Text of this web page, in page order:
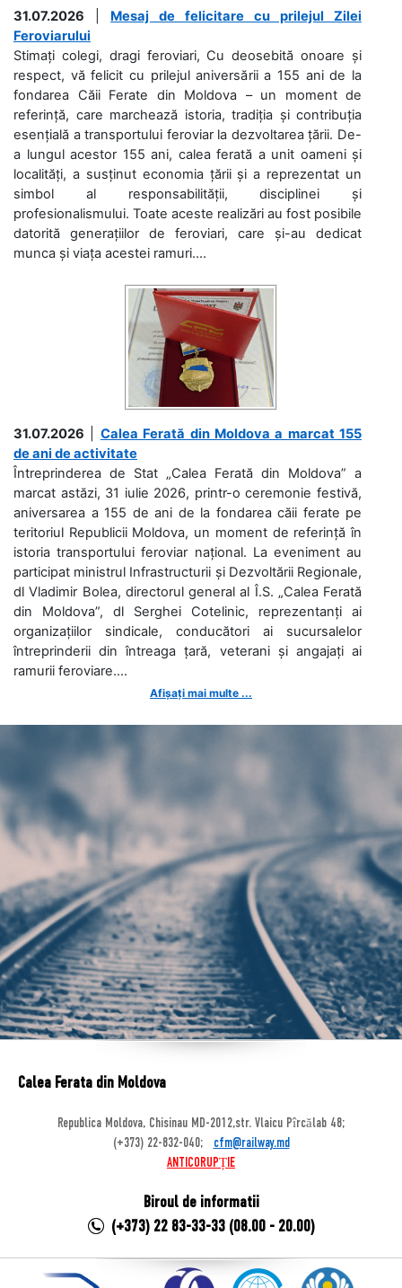
31.07.2026
Mesaj de felicitare cu prilejul Zilei
Feroviarului
Stimați colegi, dragi feroviari, Cu deosebită onoare și
respect, vă felicit cu prilejul aniversării a 155 ani de la
fondarea Căii Ferate din Moldova – un moment de
referință, care marchează istoria, tradiția și contribuția
esențială a transportului feroviar la dezvoltarea țării. De-
a lungul acestor 155 ani, calea ferată a unit oameni și
localități, a susținut economia țării și a reprezentat un
simbol al responsabilității, disciplinei și
profesionalismului. Toate aceste realizări au fost posibile
datorită generațiilor de feroviari, care și-au dedicat
munca și viața acestei ramuri....
31.07.2026
Calea Ferată din Moldova a marcat 155
de ani de activitate
Întreprinderea de Stat „Calea Ferată din Moldova” a
marcat astăzi, 31 iulie 2026, printr-o ceremonie festivă,
aniversarea a 155 de ani de la fondarea căii ferate pe
teritoriul Republicii Moldova, un moment de referință în
istoria transportului feroviar național. La eveniment au
participat ministrul Infrastructurii și Dezvoltării Regionale,
dl Vladimir Bolea, directorul general al Î.S. „Calea Ferată
din Moldova”, dl Serghei Cotelinic, reprezentanți ai
organizațiilor sindicale, conducători ai sucursalelor
întreprinderii din întreaga țară, veterani și angajați ai
ramurii feroviare....
Afișați mai multe ...
Calea Ferata din Moldova
Republica Moldova, Chisinau MD-2012,str. Vlaicu Pîrcălab 48;
(+373) 22-832-040;
cfm@railway.md
ANTICORUPȚIE
Biroul de informatii
(+373) 22 83-33-33 (08.00 - 20.00)